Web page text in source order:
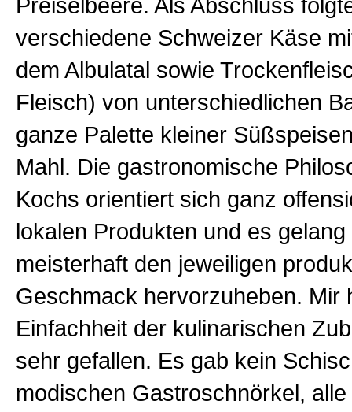
Preiselbeere. Als Abschluss
verschiedene Schweizer Käse
dem Albulatal sowie
Fleisch) von unterschiedlichen
ganze Palette kleiner
Mahl. Die gastronomische
Kochs orientiert sich ganz
lokalen Produkten und es gelang
meisterhaft den jeweiligen
Geschmack hervorzuheben. Mir
Einfachheit der kulinarischen
sehr gefallen. Es gab kein
modischen Gastroschnörkel,